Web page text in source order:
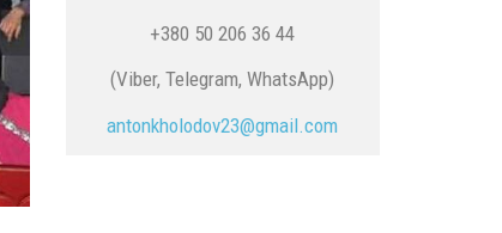
+380 50 206 36 44
(Viber, Telegram, WhatsApp)
antonkholodov23@gmail.com